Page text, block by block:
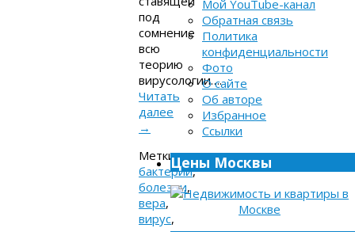
под
сомнение
всю
теорию
вирусологии….
Читать
далее
→
Метки:
бактерии,
болезни,
вера,
вирус,
Мой YouTube-канал
Обратная связь
Политика
конфиденциальности
Фото
О сайте
Об авторе
Избранное
Ссылки
Цены Москвы